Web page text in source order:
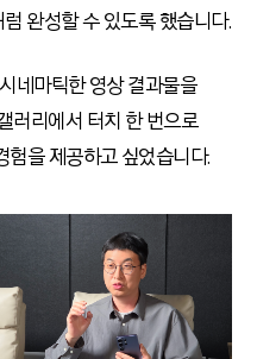
완성할 수 있도록 했습니다.
네마틱한 영상 결과물을
러리에서 터치 한 번으로
을 제공하고 싶었습니다.